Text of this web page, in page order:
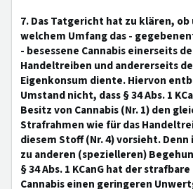
7. Das Tatgericht hat zu klären, ob
welchem Umfang das -
- besessene Cannabis einerseits
Handeltreiben und andererseits
Eigenkonsum diente. Hiervon
Umstand nicht, dass § 34 Abs. 1
Besitz von Cannabis (Nr. 1) den
Strafrahmen wie für das
diesem Stoff (Nr. 4) vorsieht.
zu anderen (spezielleren)
§ 34 Abs. 1 KCanG hat der
Cannabis einen geringeren